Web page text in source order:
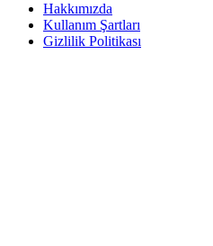
Hakkımızda
Kullanım Şartları
Gizlilik Politikası